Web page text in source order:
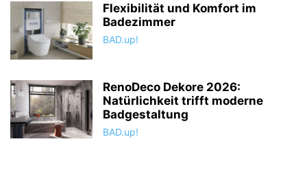
Flexibilität und Komfort im
Badezimmer
BAD.up!
RenoDeco Dekore 2026:
Natürlichkeit trifft moderne
Badgestaltung
BAD.up!